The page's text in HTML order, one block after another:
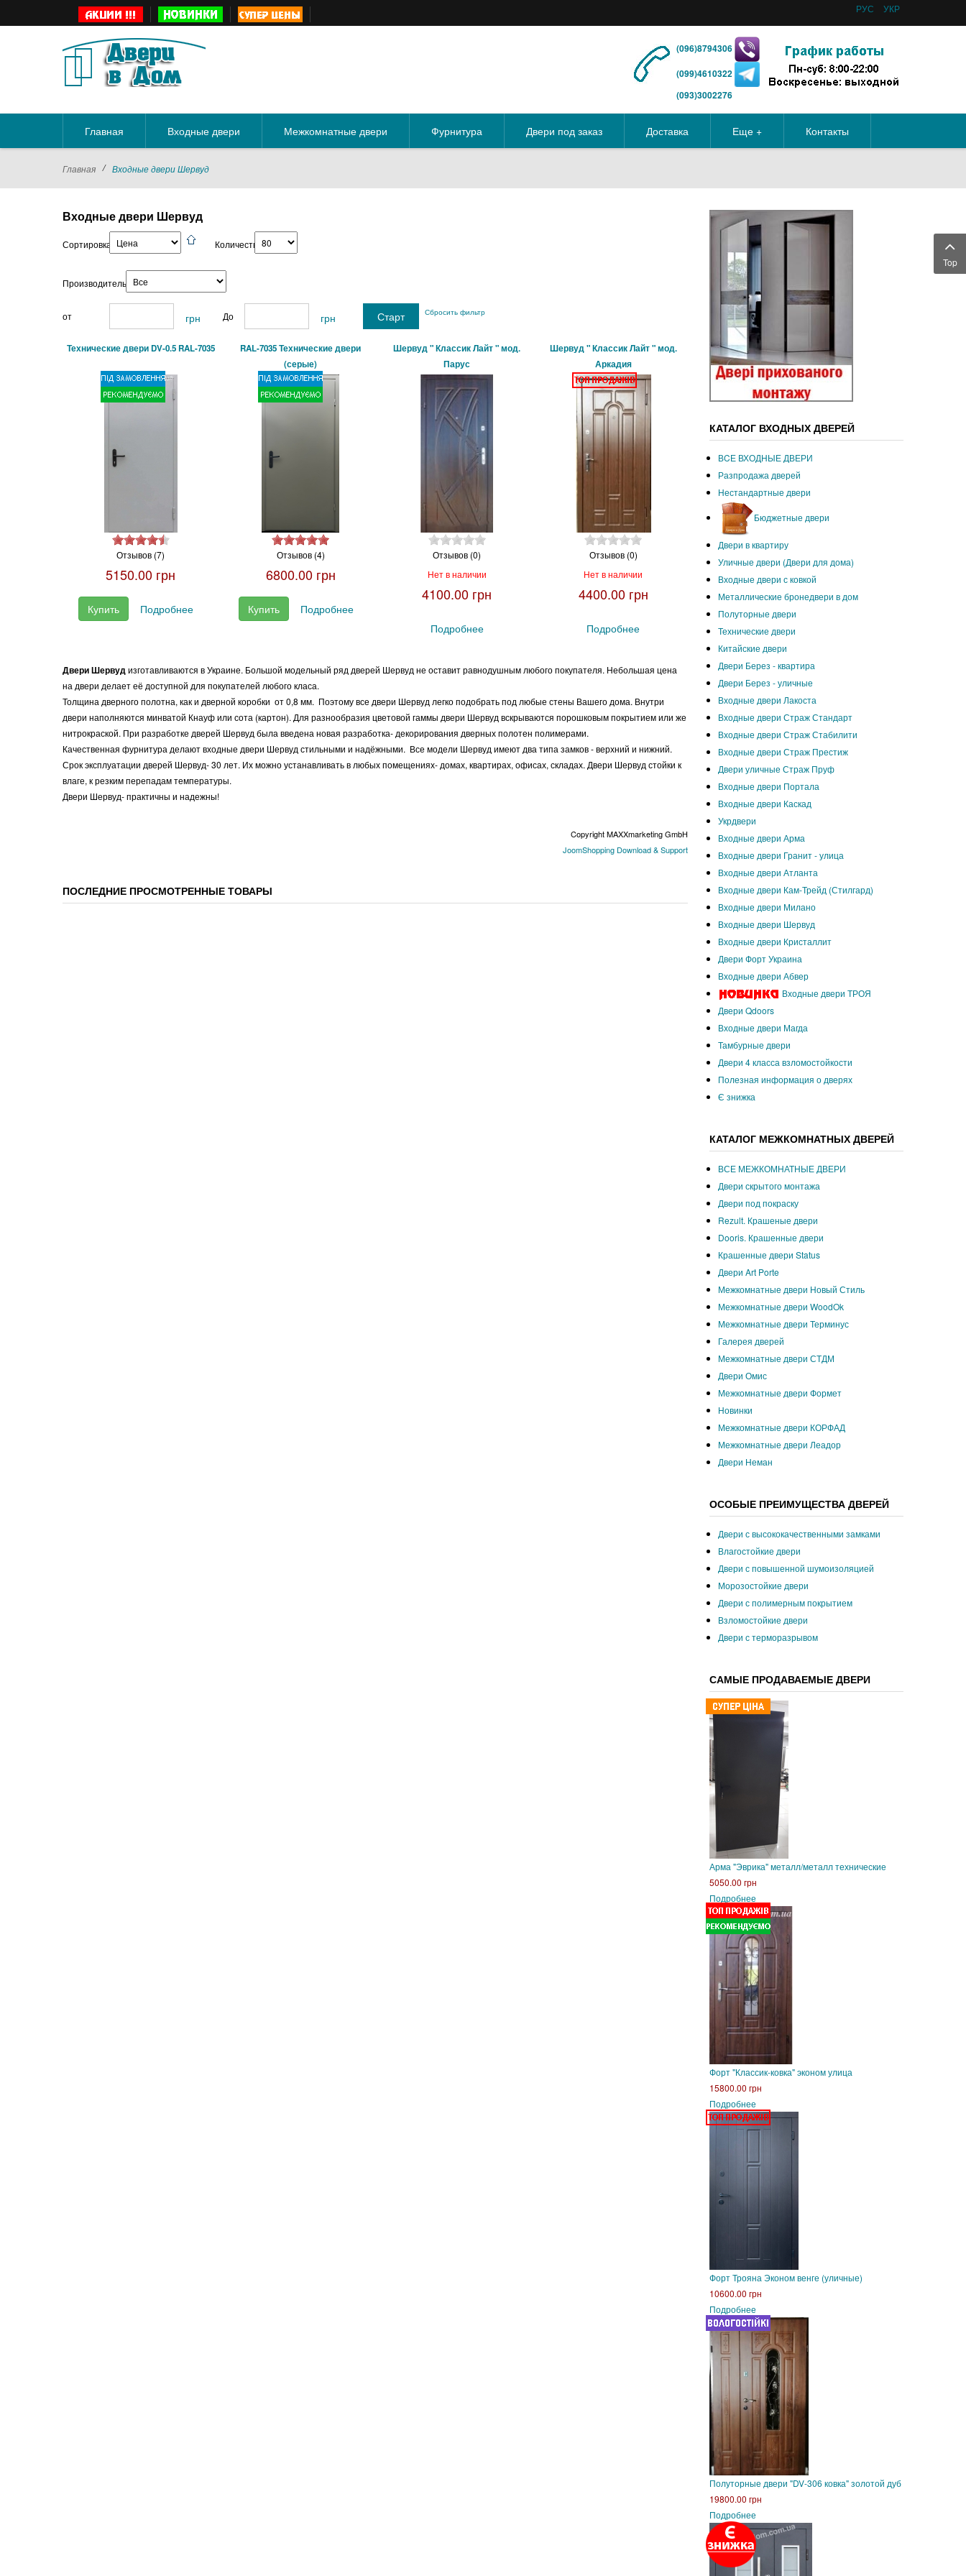
РУС УКР
(096)8794306
(099)4610322
(093)3002276
Главная Входные двери Межкомнатные двери Фурнитура Двери под заказ Доставка Еще + Контакты
Главная / Входные двери Шервуд
Входные двери Шервуд
Сортировка: Количество:
Производитель:
от грн До грн Сбросить фильтр
Технические двери DV-0.5 RAL-7035
Отзывов (7)
5150.00 грн
Купить Подробнее
RAL-7035 Технические двери
(серые)
Отзывов (4)
6800.00 грн
Купить Подробнее
Шервуд " Классик Лайт " мод.
Парус
Отзывов (0)
Нет в наличии
4100.00 грн
Подробнее
Шервуд " Классик Лайт " мод.
Аркадия
Отзывов (0)
Нет в наличии
4400.00 грн
Подробнее
Двери Шервудизготавливаются в Украине. Большой модельный ряд дверей Шервуд не оставит равнодушным любого покупателя. Небольшая цена
на двери делает её доступной для покупателей любого класа.
Толщина дверного полотна, как и дверной коробки от 0,8 мм. Поэтому все двери Шервуд легко подобрать под любые стены Вашего дома. Внутри
двери наполняются минватой Кнауф или сота (картон). Для разнообразия цветовой гаммы двери Шервуд вскрываются порошковым покрытием или же
нитрокраской. При разработке дверей Шервуд была введена новая разработка- декорирования дверных полотен полимерами.
Качественная фурнитура делают входные двери Шервуд стильными и надёжными. Все модели Шервуд имеют два типа замков - верхний и нижний.
Срок эксплуатации дверей Шервуд- 30 лет. Их можно устанавливать в любых помещениях- домах, квартирах, офисах, складах. Двери Шервуд стойки к
влаге, к резким перепадам температуры.
Двери Шервуд- практичны и надежны!
Copyright MAXXmarketing GmbH
JoomShopping Download & Support
ПОСЛЕДНИЕ ПРОСМОТРЕННЫЕ ТОВАРЫ
КАТАЛОГ ВХОДНЫХ ДВЕРЕЙ
ВCЕ ВХОДНЫЕ ДВЕРИ
Разпродажа дверей
Нестандартные двери
Бюджетные двери
Двери в квартиру
Уличные двери (Двери для дома)
Входные двери с ковкой
Металлические бронедвери в дом
Полуторные двери
Технические двери
Китайские двери
Двери Берез - квартира
Двери Берез - уличные
Входные двери Лакоста
Входные двери Страж Стандарт
Входные двери Страж Стабилити
Входные двери Страж Престиж
Двери уличные Страж Пруф
Входные двери Портала
Входные двери Каскад
Укрдвери
Входные двери Арма
Входные двери Гранит - улица
Входные двери Атланта
Входные двери Кам-Трейд (Стилгард)
Входные двери Милано
Входные двери Шервуд
Входные двери Кристаллит
Двери Форт Украина
Входные двери Абвер
Входные двери ТРОЯ
Двери Qdoors
Входные двери Магда
Тамбурные двери
Двери 4 класса взломостойкости
Полезная информация о дверях
Є знижка
КАТАЛОГ МЕЖКОМНАТНЫХ ДВЕРЕЙ
ВСЕ МЕЖКОМНАТНЫЕ ДВЕРИ
Двери скрытого монтажа
Двери под покраску
Rezult. Крашеные двери
Dooris. Крашенные двери
Крашенные двери Status
Двери Art Porte
Межкомнатные двери Новый Стиль
Межкомнатные двери WoodOk
Межкомнатные двери Терминус
Галерея дверей
Межкомнатные двери СТДМ
Двери Омис
Межкомнатные двери Формет
Новинки
Межкомнатные двери КОРФАД
Межкомнатные двери Леадор
Двери Неман
ОСОБЫЕ ПРЕИМУЩЕСТВА ДВЕРЕЙ
Двери с высококачественными замками
Влагостойкие двери
Двери с повышенной шумоизоляцией
Морозостойкие двери
Двери с полимерным покрытием
Взломостойкие двери
Двери с терморазрывом
САМЫЕ ПРОДАВАЕМЫЕ ДВЕРИ
Арма "Эврика" металл/металл технические
5050.00 грн
Подробнее
Форт "Классик-ковка" эконом улица
15800.00 грн
Подробнее
Форт Трояна Эконом венге (уличные)
10600.00 грн
Подробнее
Полуторные двери "DV-306 ковка" золотой дуб
19800.00 грн
Подробнее
Top